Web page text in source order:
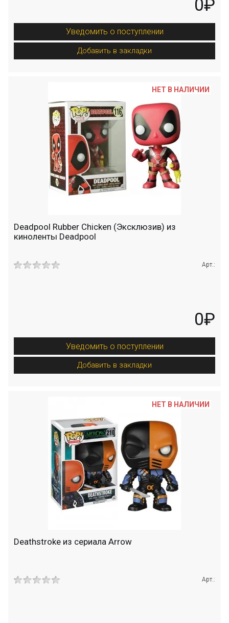
0₽
Уведомить о поступлении
Добавить в закладки
Deadpool Rubber Chicken (Эксклюзив) из
киноленты Deadpool
Арт.:
0₽
Уведомить о поступлении
Добавить в закладки
НЕТ В НАЛИЧИИ
Deathstroke из сериала Arrow
Арт.:
НЕТ В НАЛИЧИИ